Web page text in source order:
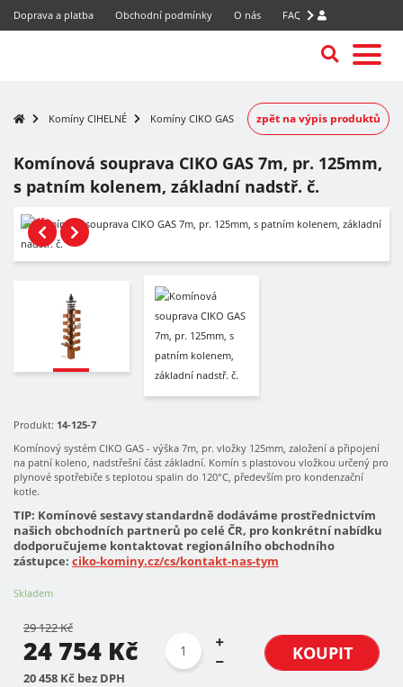
Doprava a platba Obchodní podmínky O nás FAQ
Komíny CIHELNÉ Komíny CIKO GAS zpět na výpis produktů
Komínová souprava CIKO GAS 7m, pr. 125mm,
s patním kolenem, základní nadstř. č.
-15%
Produkt: 14-125-7
Komínový systém CIKO GAS - výška 7m, pr. vložky 125mm, založení a připojení
na patní koleno, nadstřešní část základní. Komín s plastovou vložkou určený pro
plynové spotřebiče s teplotou spalin do 120°C, především pro kondenzační
kotle.
TIP: Komínové sestavy standardně dodáváme prostřednictvím
našich obchodních partnerů po celé ČR, pro konkrétní nabídku
dodporučujeme kontaktovat regionálního obchodního
zástupce: ciko-kominy.cz/cs/kontakt-nas-tym
Skladem
29 122 Kč
24 754 Kč
20 458 Kč bez DPH
KOUPIT